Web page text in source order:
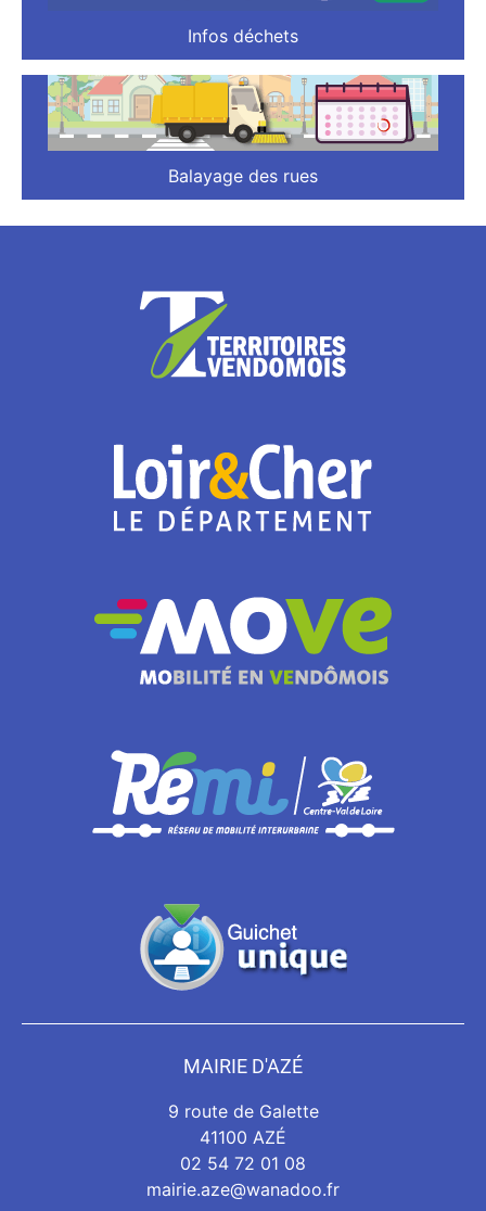
Infos déchets
Balayage des rues
MAIRIE D'AZÉ
9 route de Galette
41100 AZÉ
02 54 72 01 08
mairie.aze@wanadoo.fr